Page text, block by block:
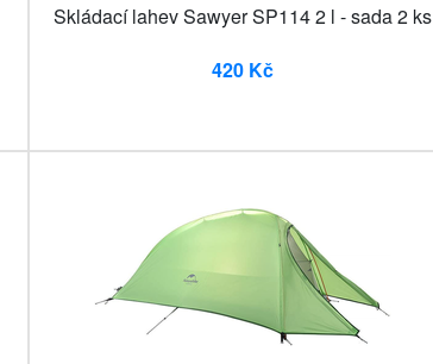
Skládací lahev Sawyer SP114 2 l - sada 2 ks
420 Kč